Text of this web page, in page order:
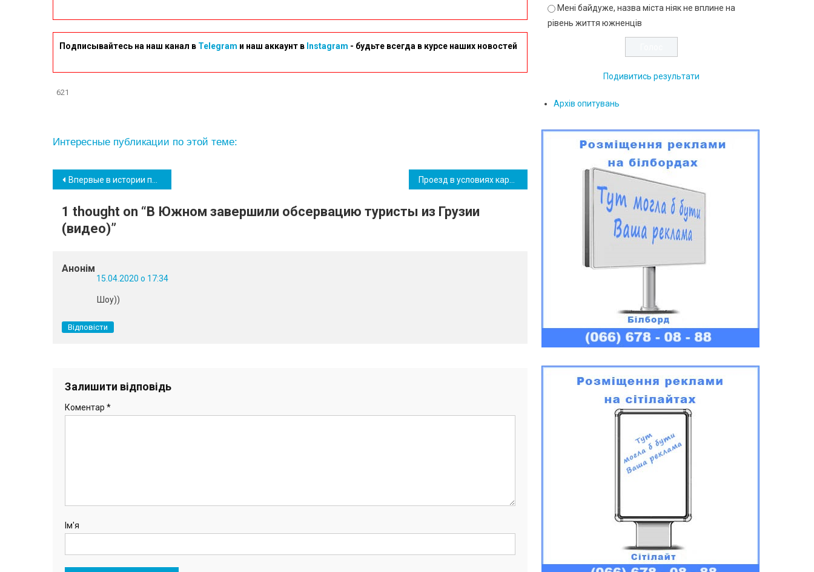
Подписывайтесь на наш канал в Telegram и наш аккаунт в Instagram - будьте всегда в курсе наших новостей
621
Интересные публикации по этой теме:
Навігація
записів
Впервые в истории порта “Южный”: предприятие установило новый рекорд
1 thought on “В Южном завершили обсервацию туристы из Грузии
(видео)”
Анонім
15.04.2020 о 17:34
Шоу))
Відповісти
Залишити відповідь
Коментар *
Ім'я
Мені байдуже, назва міста ніяк не вплине на
рівень життя южненців
Подивитись результати
Архів опитувань